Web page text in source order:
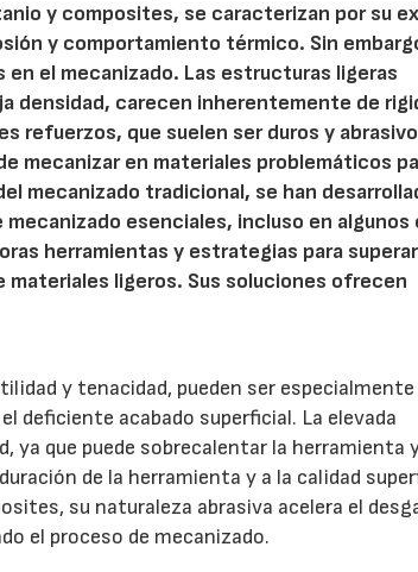
y composites, se caracterizan por su
y comportamiento térmico. Sin
el mecanizado. Las estructuras ligeras
densidad, carecen inherentemente de
que suelen ser duros y
mecanizar en materiales problemáticos
mecanizado tradicional, se han
esenciales, incluso en algunos
herramientas y estrategias para
ligeros. Sus soluciones ofrecen
y tenacidad, pueden ser
deficiente acabado superficial. La elevada
que puede sobrecalentar la herramienta
de la herramienta y a la calidad
su naturaleza abrasiva acelera el
el proceso de mecanizado.